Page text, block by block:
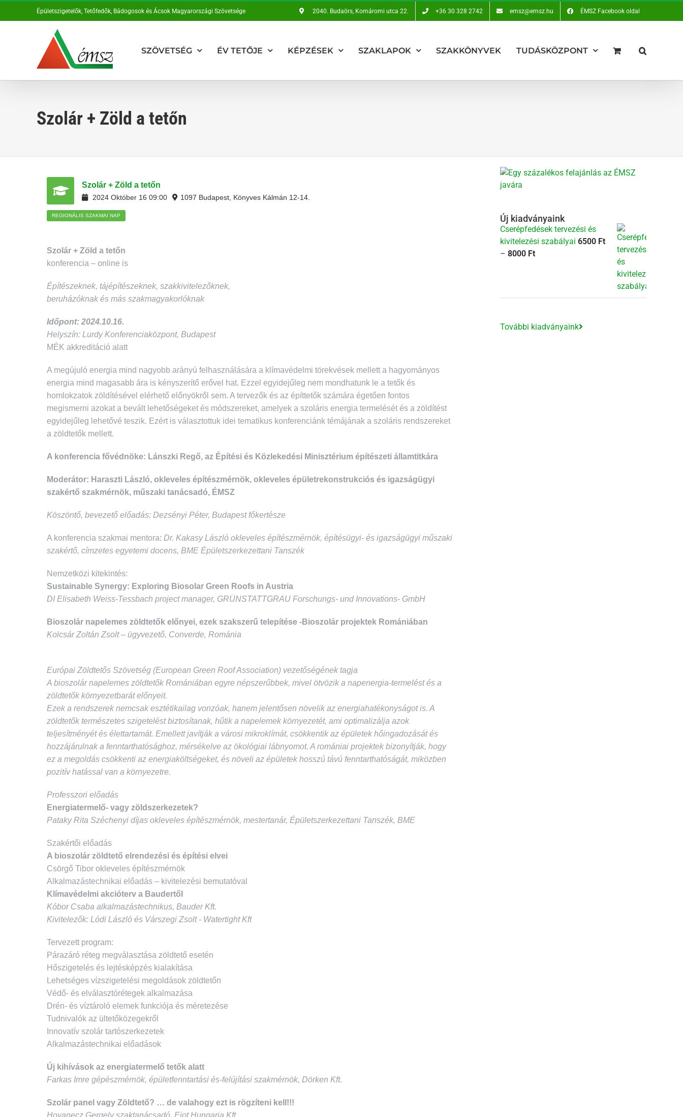
Épületszigetelők, Tetőfedők, Bádogosok és Ácsok Magyarországi Szövetsége 2040. Budaörs, Komáromi utca 22. +36 30 328 2742 emsz@emsz.hu ÉMSZ Facebook oldal
SZÖVETSÉG ÉV TETŐJE KÉPZÉSEK SZAKLAPOK SZAKKÖNYVEK TUDÁSKÖZPONT
Szolár + Zöld a tetőn
Szolár + Zöld a tetőn
2024 Október 16 09:00 1097 Budapest, Könyves Kálmán 12-14.
REGIONÁLIS SZAKMAI NAP
Szolár + Zöld a tetőn
konferencia – online is
Építészeknek, tájépítészeknek, szakkivitelezőknek,
beruházóknak és más szakmagyakorlóknak
Időpont: 2024.10.16.
Helyszín: Lurdy Konferenciaközpont, Budapest
MÉK akkreditáció alatt
A megújuló energia mind nagyobb arányú felhasználására a klímavédelmi törekvések mellett a hagyományos
energia mind magasabb ára is kényszerítő erővel hat. Ezzel egyidejűleg nem mondhatunk le a tetők és
homlokzatok zöldítésével elérhető előnyökről sem. A tervezők és az építtetők számára égetően fontos
megismerni azokat a bevált lehetőségeket és módszereket, amelyek a szoláris energia termelését és a zöldítést
egyidejűleg lehetővé teszik. Ezért is választottuk idei tematikus konferenciánk témájának a szoláris rendszereket
a zöldtetők mellett.
A konferencia fővédnöke: Lánszki Regő, az Építési és Közlekedési Minisztérium építészeti államtitkára
Moderátor: Haraszti László, okleveles építészmérnök, okleveles épületrekonstrukciós és igazságügyi
szakértő szakmérnök, műszaki tanácsadó, ÉMSZ
Köszöntő, bevezető előadás: Dezsényi Péter, Budapest főkertésze
A konferencia szakmai mentora: Dr. Kakasy László okleveles építészmérnök, építésügyi- és igazságügyi műszaki
szakértő, címzetes egyetemi docens, BME Épületszerkezettani Tanszék
Nemzetközi kitekintés:
Sustainable Synergy: Exploring Biosolar Green Roofs in Austria
DI Elisabeth Weiss-Tessbach project manager, GRÜNSTATTGRAU Forschungs- und Innovations- GmbH
Bioszolár napelemes zöldtetők előnyei, ezek szakszerű telepítése -Bioszolár projektek Romániában
Kolcsár Zoltán Zsolt – ügyvezető, Converde, Románia
Európai Zöldtetős Szövetség (European Green Roof Association) vezetőségének tagja
A bioszolár napelemes zöldtetők Romániában egyre népszerűbbek, mivel ötvözik a napenergia-termelést és a
zöldtetők környezetbarát előnyeit.
Ezek a rendszerek nemcsak esztétikailag vonzóak, hanem jelentősen növelik az energiahatékonyságot is. A
zöldtetők természetes szigetelést biztosítanak, hűtik a napelemek környezetét, ami optimalizálja azok
teljesítményét és élettartamát. Emellett javítják a városi mikroklímát, csökkentik az épületek hőingadozását és
hozzájárulnak a fenntarthatósághoz, mérsékelve az ökológiai lábnyomot. A romániai projektek bizonyítják, hogy
ez a megoldás csökkenti az energiaköltségeket, és növeli az épületek hosszú távú fenntarthatóságát, miközben
pozitív hatással van a környezetre.
Professzori előadás
Energiatermelő- vagy zöldszerkezetek?
Pataky Rita Széchenyi díjas okleveles építészmérnök, mestertanár, Épületszerkezettani Tanszék, BME
Szakértői előadás
A bioszolár zöldtető elrendezési és építési elvei
Csörgő Tibor okleveles építészmérnök
Alkalmazástechnikai előadás – kivitelezési bemutatóval
Klímavédelmi akcióterv a Baudertől
Kóbor Csaba alkalmazástechnikus, Bauder Kft.
Kivitelezők: Lódi László és Várszegi Zsolt - Watertight Kft
Tervezett program:
Párazáró réteg megválasztása zöldtető esetén
Hőszigetelés és lejtésképzés kialakítása
Lehetséges vízszigetelési megoldások zöldtetőn
Védő- és elválasztórétegek alkalmazása
Drén- és víztároló elemek funkciója és méretezése
Tudnivalók az ültetőközegekről
Innovatív szolár tartószerkezetek
Alkalmazástechnikai előadások
Új kihívások az energiatermelő tetők alatt
Farkas Imre gépészmérnök, épületfenntartási és-felújítási szakmérnök, Dörken Kft.
Szolár panel vagy Zöldtető? … de valahogy ezt is rögzíteni kell!!!
Hovanecz Gergely szaktanácsadó, Ejot Hungaria Kft.
Új kiadványaink
Cserépfedések tervezési és
kivitelezési szabályai 6500 Ft
– 8000 FtÁrtartomány:
További kiadványaink